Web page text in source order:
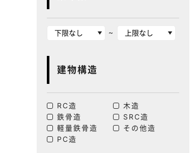
~
建物構造
RC造
木造
鉄骨造
SRC造
軽量鉄骨造
その他造
PC造